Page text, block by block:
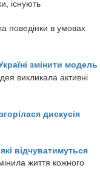
існують
поведінки в умовах
змінити модель
викликала активні
дискусія
відчуватимуться
життя кожного